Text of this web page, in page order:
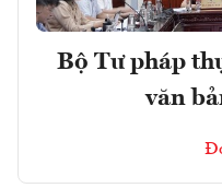
Bộ Tư pháp
văn